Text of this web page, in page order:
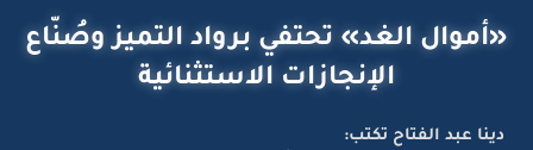
«أموال الغد» تحتفي برواد التميز وصُنّاع
الإنجازات الاستثنائية
دينا عبد الفتاح تكتب: